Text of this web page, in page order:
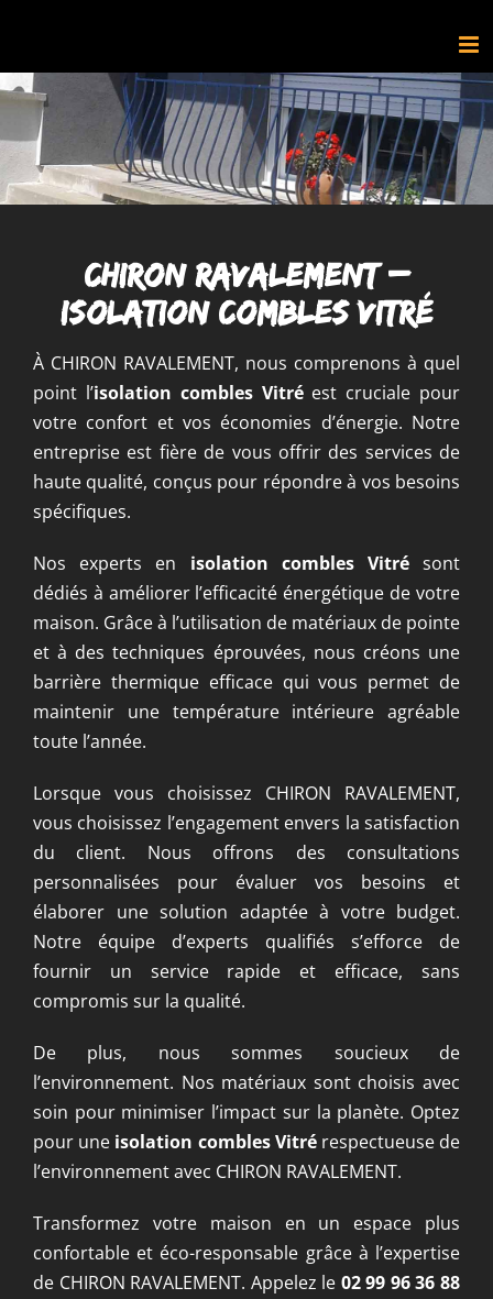
CHIRON RAVALEMENT –
Isolation combles Vitré
À CHIRON RAVALEMENT, nous comprenons à quel
point l’isolation comblesVitréest cruciale pour
votre confort et vos économies d’énergie. Notre
entreprise est fière de vous offrir des services de
haute qualité, conçus pour répondre à vos besoins
spécifiques.
Nos experts en isolation comblesVitrésont
dédiés à améliorer l’efficacité énergétique de votre
maison. Grâce à l’utilisation de matériaux de pointe
et à des techniques éprouvées, nous créons une
barrière thermique efficace qui vous permet de
maintenir une température intérieure agréable
toute l’année.
Lorsque vous choisissez CHIRON RAVALEMENT,
vous choisissez l’engagement envers la satisfaction
du client. Nous offrons des consultations
personnalisées pour évaluer vos besoins et
élaborer une solution adaptée à votre budget.
Notre équipe d’experts qualifiés s’efforce de
fournir un service rapide et efficace, sans
compromis sur la qualité.
De plus, nous sommes soucieux de
l’environnement. Nos matériaux sont choisis avec
soin pour minimiser l’impact sur la planète. Optez
pour une isolation combles Vitrérespectueuse de
l’environnement avec CHIRON RAVALEMENT.
Transformez votre maison en un espace plus
confortable et éco-responsable grâce à l’expertise
de CHIRON RAVALEMENT. Appelez le 02 99 96 36 88